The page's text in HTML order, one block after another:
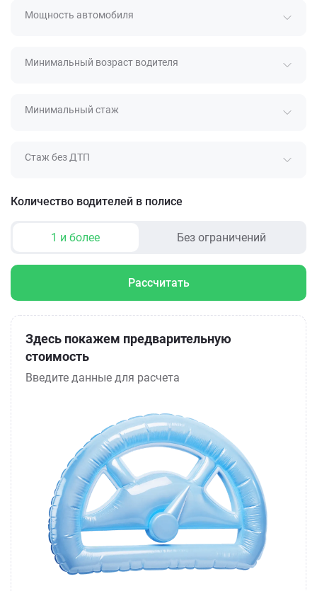
Мощность автомобиля
Минимальный возраст водителя
Минимальный стаж
Стаж без ДТП
Количество водителей в полисе
1 и более Без ограничений
Рассчитать
Здесь покажем предварительную
стоимость
Введите данные для расчета